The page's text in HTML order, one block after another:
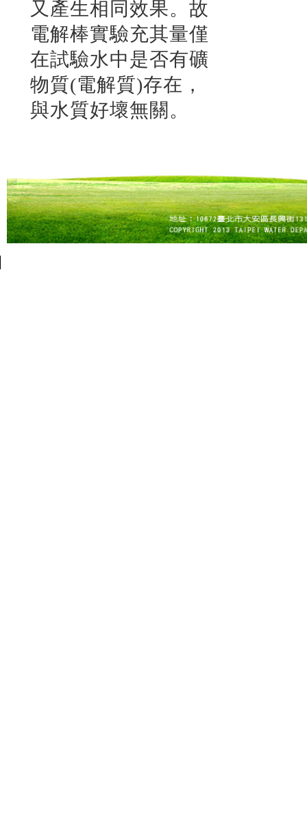
又產生相同效果。故
電解棒實驗充其量僅
在試驗水中是否有礦
物質(電解質)存在，
與水質好壞無關。